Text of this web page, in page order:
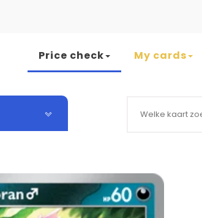
Price check My cards